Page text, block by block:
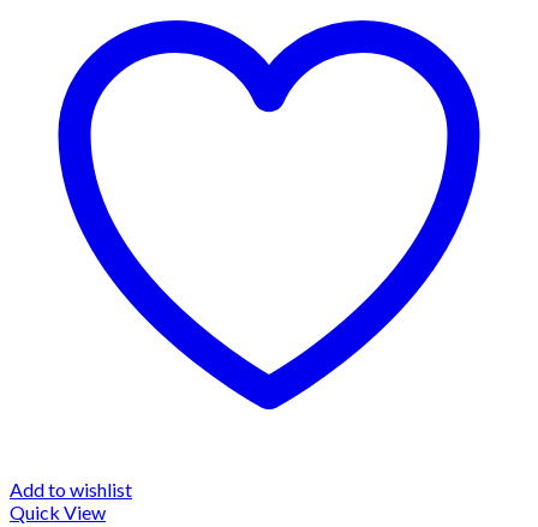
Add to wishlist
Quick View